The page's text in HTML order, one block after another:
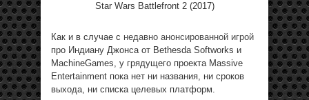
Star Wars Battlefront 2 (2017)
Как и в случае с недавно анонсированной игрой
про Индиану Джонса от Bethesda Softworks и
MachineGames, у грядущего проекта Massive
Entertainment пока нет ни названия, ни сроков
выхода, ни списка целевых платформ.